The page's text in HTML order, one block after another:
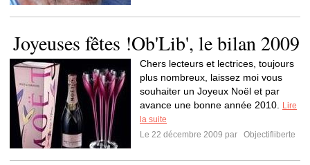
Joyeuses fêtes !Ob'Lib', le bilan 2009
Chers lecteurs et lectrices, toujours
plus nombreux, laissez moi vous
souhaiter un Joyeux Noël et par
avance une bonne année 2010.
Lire
la suite
Le 22 décembre 2009 par
Objectifliberte